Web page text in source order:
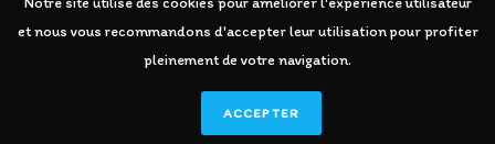
et nous vous recommandons d'accepter leur utilisation pour profiter
pleinement de votre navigation.
ACCEPTER